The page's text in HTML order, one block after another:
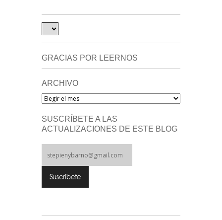
GRACIAS POR LEERNOS
ARCHIVO
Archivo
SUSCRÍBETE A LAS
ACTUALIZACIONES DE ESTE BLOG